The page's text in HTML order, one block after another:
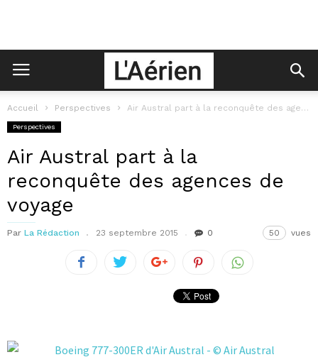
Accueil Perspectives Air Austral part à la reconquête des agences de voyage
Perspectives
Air Austral part à la
reconquête des agences de
voyage
Par La Rédaction 23 septembre 2015 0 50 vues